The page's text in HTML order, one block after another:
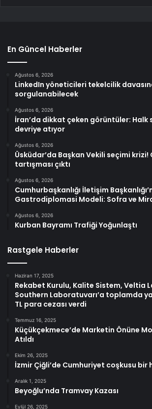
En Güncel Haberler
Ağustos 6, 2026
LinkedIn yöneticileri tekelcilik
sorgulanabilecek
Ağustos 6, 2026
İran’da dikkat çeken görüntüler:
devriye atıyor
Ağustos 6, 2026
Üsküdar’da Başkan Vekili seçimi krizi!
tartışması çıktı
Ağustos 6, 2026
Cumhurbaşkanlığı İletişim
Gastrodiplomasi Modeli: Sofra ve
Ağustos 6, 2026
Kurban Bayramı Trafiği Yoğunlaştı
Rastgele Haberler
Haziran 17, 2025
Rekabet Kurulu, Kalite Sistem, Veltia
Southern Laboratuvarı’a toplamda
TL para cezası verdi
Temmuz 16, 2025
Küçükçekmece’de Marketin Önüne
Atıldı
Ekim 26, 2025
İzmir Çiğli’de Cumhuriyet coşkusu
Aralık 1, 2025
Beyoğlu’nda Tramvay Kazası
Eylül 26, 2025